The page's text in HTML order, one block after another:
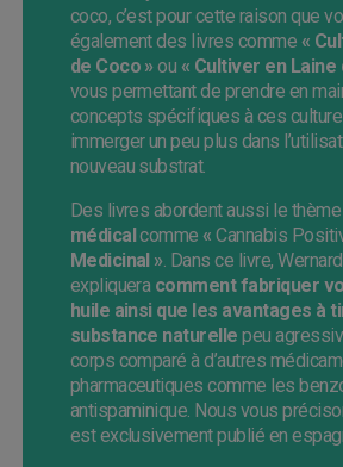
coco, c’est pour cette raison que
également des livres comme «
de Coco »ou « Cultiver en Laine
vous permettant de prendre en
concepts spécifiques à ces
immerger un peu plus dans
nouveau substrat.
Des livres abordent aussi le
médical comme« Cannabis
Medicinal ». Dans ce livre,
expliquera comment fabriquer
huile ainsi que les avantages à
substance naturelle peu
corps comparé à d’autres
pharmaceutiques comme les
antispaminique. Nous vous
est exclusivement publié en